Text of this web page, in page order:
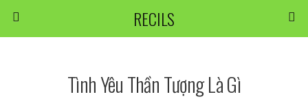
RECILS
Tình Yêu Thần Tượng Là Gì